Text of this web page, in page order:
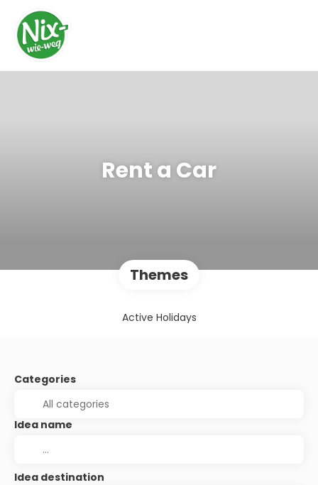
Rent a Car
Themes
Active Holidays
Categories
Idea name
Idea destination